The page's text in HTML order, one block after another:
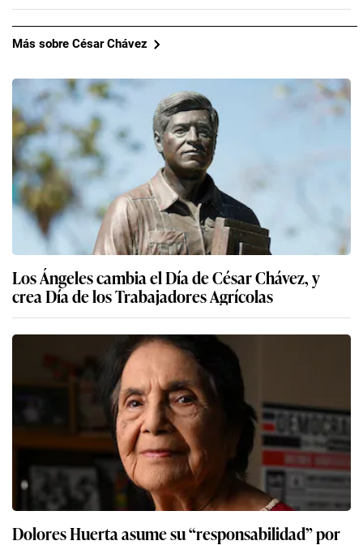
Más sobre César Chávez
Los Ángeles cambia el Día de César Chávez, y
crea Día de los Trabajadores Agrícolas
Dolores Huerta asume su “responsabilidad” por